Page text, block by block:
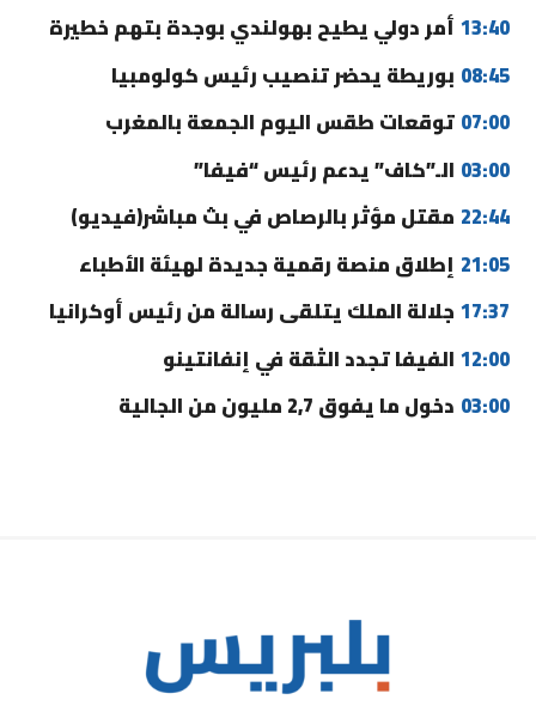
13:40 أمر دولي يطيح بهولندي بوجدة بتهم خطيرة
08:45 بوريطة يحضر تنصيب رئيس كولومبيا
07:00 توقعات طقس اليوم الجمعة بالمغرب
03:00 الـ”كاف” يدعم رئيس “فيفا”
22:44 مقتل مؤثر بالرصاص في بث مباشر(فيديو)
21:05 إطلاق منصة رقمية جديدة لهيئة الأطباء
17:37 جلالة الملك يتلقى رسالة من رئيس أوكرانيا
12:00 الفيفا تجدد الثقة في إنفانتينو
03:00 دخول ما يفوق 2,7 مليون من الجالية